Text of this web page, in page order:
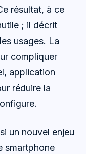
résultat, à ce
; il décrit
usages. La
compliquer
application
réduire la
un nouvel enjeu
smartphone